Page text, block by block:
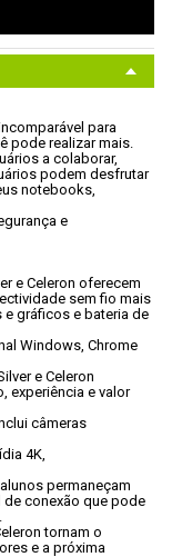
para
pode realizar mais.
a colaborar,
podem desfrutar
notebooks,
e
e Celeron oferecem
sem fio mais
gráficos e bateria de
Windows, Chrome
e Celeron
experiência e valor
câmeras
4K,
permaneçam
de conexão que pode
tornam o
e a próxima